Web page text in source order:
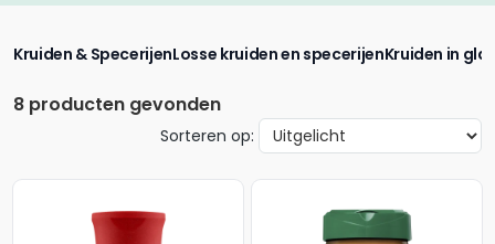
Kruiden & SpecerijenLosse kruiden en specerijenKruiden in
8 producten gevonden
Sorteren op: